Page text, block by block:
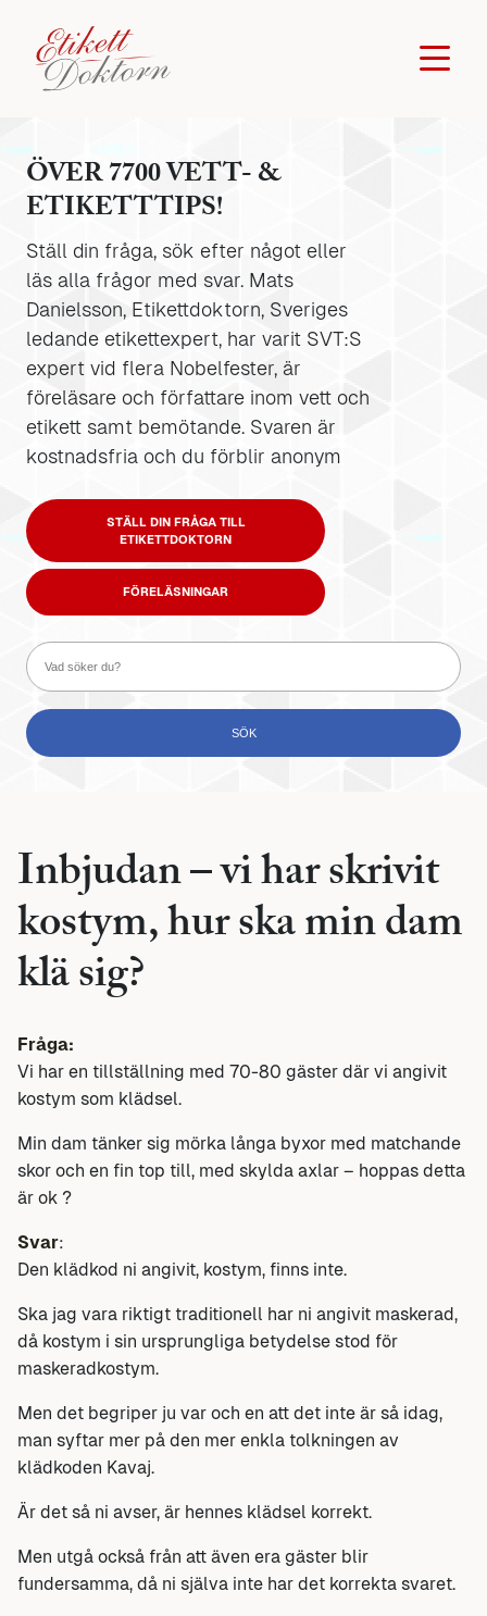
ÖVER 7700 VETT- &
ETIKETTTIPS!
Ställ din fråga, sök efter något eller
läs alla frågor med svar. Mats
Danielsson, Etikettdoktorn, Sveriges
ledande etikettexpert, har varit SVT:S
expert vid flera Nobelfester, är
föreläsare och författare inom vett och
etikett samt bemötande. Svaren är
kostnadsfria och du förblir anonym
STÄLL DIN FRÅGA TILL
ETIKETTDOKTORN
FÖRELÄSNINGAR
Inbjudan – vi har skrivit
kostym, hur ska min dam
klä sig?
Fråga:
Vi har en tillställning med 70-80 gäster där vi angivit
kostym som klädsel.
Min dam tänker sig mörka långa byxor med matchande
skor och en fin top till, med skylda axlar – hoppas detta
är ok ?
Svar:
Den klädkod ni angivit, kostym, finns inte.
Ska jag vara riktigt traditionell har ni angivit maskerad,
då kostym i sin ursprungliga betydelse stod för
maskeradkostym.
Men det begriper ju var och en att det inte är så idag,
man syftar mer på den mer enkla tolkningen av
klädkoden Kavaj.
Är det så ni avser, är hennes klädsel korrekt.
Men utgå också från att även era gäster blir
fundersamma, då ni själva inte har det korrekta svaret.